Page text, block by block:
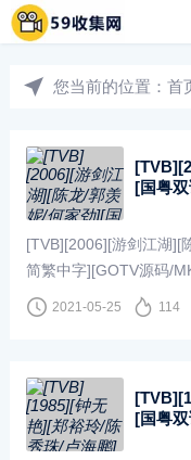
您当前的位置： 首
[国粤
[TVB][2006][游剑江湖][
简繁中字][GOTV源码/
2021-05-25 114
[国粤